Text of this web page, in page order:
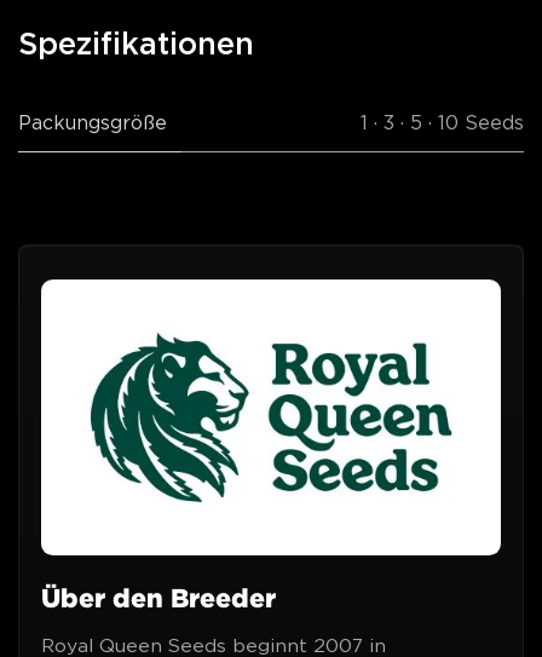
Spezifikationen
Packungsgröße 1 · 3 · 5 · 10 Seeds
Über den Breeder
Royal Queen Seeds beginnt 2007 in